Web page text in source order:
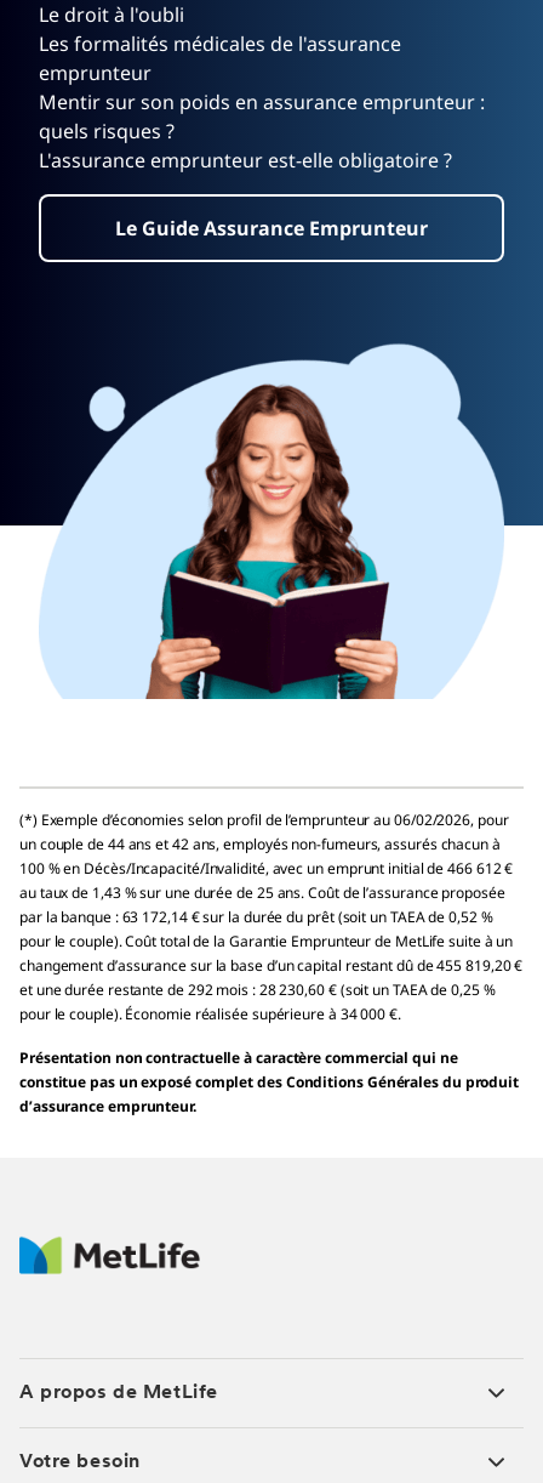
Le droit à l'oubli
Les formalités médicales de l'assurance
emprunteur
Mentir sur son poids en assurance emprunteur :
quels risques ?
L'assurance emprunteur est-elle obligatoire ?
Le Guide Assurance Emprunteur
(*) Exemple d’économies selon profil de l’emprunteur au 06/02/2026, pour
un couple de 44 ans et 42 ans, employés non-fumeurs, assurés chacun à
100 % en Décès/Incapacité/Invalidité, avec un emprunt initial de 466 612 €
au taux de 1,43 % sur une durée de 25 ans. Coût de l’assurance proposée
par la banque : 63 172,14 € sur la durée du prêt (soit un TAEA de 0,52 %
pour le couple). Coût total de la Garantie Emprunteur de MetLife suite à un
changement d’assurance sur la base d’un capital restant dû de 455 819,20 €
et une durée restante de 292 mois : 28 230,60 € (soit un TAEA de 0,25 %
pour le couple). Économie réalisée supérieure à 34 000 €.
Présentation non contractuelle à caractère commercial qui ne
constitue pas un exposé complet des Conditions Générales du produit
d’assurance emprunteur.
A propos de MetLife
Votre besoin